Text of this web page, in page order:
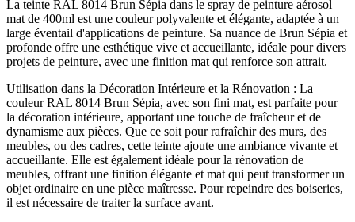
La teinte RAL 8014 Brun Sépia dans le spray de peinture aérosol
mat de 400ml est une couleur polyvalente et élégante, adaptée à un
large éventail d'applications de peinture. Sa nuance de Brun Sépia et
profonde offre une esthétique vive et accueillante, idéale pour divers
projets de peinture, avec une finition mat qui renforce son attrait.
Utilisation dans la Décoration Intérieure et la Rénovation : La
couleur RAL 8014 Brun Sépia, avec son fini mat, est parfaite pour
la décoration intérieure, apportant une touche de fraîcheur et de
dynamisme aux pièces. Que ce soit pour rafraîchir des murs, des
meubles, ou des cadres, cette teinte ajoute une ambiance vivante et
accueillante. Elle est également idéale pour la rénovation de
meubles, offrant une finition élégante et mat qui peut transformer un
objet ordinaire en une pièce maîtresse. Pour repeindre des boiseries,
il est nécessaire de traiter la surface avant.